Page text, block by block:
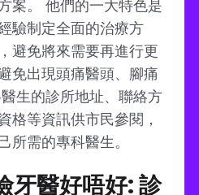
案。 他們的一大特色是
驗制定全面的治療方
避免將來需要再進行更
免出現頭痛醫頭、腳痛
生的診所地址、聯絡方
格等資訊供市民參閱，
所需的專科醫生。
牙醫好唔好: 診